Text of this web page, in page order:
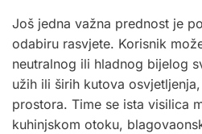
Još jedna važna prednost je
odabiru rasvjete. Korisnik
neutralnog ili hladnog bijelog
užih ili širih kutova
prostora. Time se ista visilica
kuhinjskom otoku,